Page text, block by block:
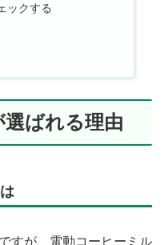
ックする
ばれる理由
すが、電動コーヒーミル